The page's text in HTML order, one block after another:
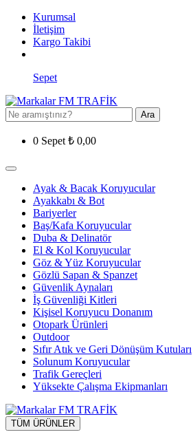
Kurumsal
İletişim
Kargo Takibi
Sepet
Ara
0 Sepet ₺ 0,00
Ayak & Bacak Koruyucular
Ayakkabı & Bot
Bariyerler
Baş/Kafa Koruyucular
Duba & Delinatör
El & Kol Koruyucular
Göz & Yüz Koruyucular
Gözlü Sapan & Spanzet
Güvenlik Aynaları
İş Güvenliği Kitleri
Kişisel Koruyucu Donanım
Otopark Ürünleri
Outdoor
Sıfır Atık ve Geri Dönüşüm Kutuları
Solunum Koruyucular
Trafik Gereçleri
Yüksekte Çalışma Ekipmanları
TÜM ÜRÜNLER